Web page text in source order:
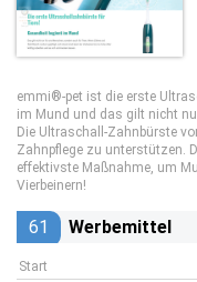
emmi®-pet ist die erste
im Mund und das gilt nicht
Die Ultraschall-Zahnbürste
Zahnpflege zu unterstützen.
effektivste Maßnahme, um
Vierbeinern!
61 Werbemittel
Start